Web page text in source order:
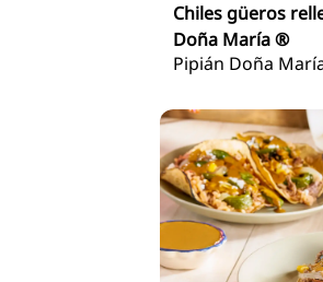
Chiles güeros
Doña María ®
Pipián Doña